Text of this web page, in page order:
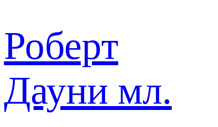
Роберт
Дауни мл.